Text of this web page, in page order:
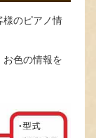
様のピアノ情
お色の情報を